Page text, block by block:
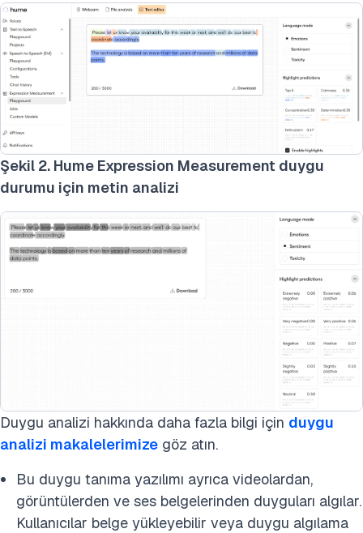
Şekil 2. Hume Expression Measurement duygu
durumu için metin analizi
Duygu analizi hakkında daha fazla bilgi için duygu
analizi makalelerimize göz atın.
Bu duygu tanıma yazılımı ayrıca videolardan,
görüntülerden ve ses belgelerinden duyguları algılar.
Kullanıcılar belge yükleyebilir veya duygu algılama